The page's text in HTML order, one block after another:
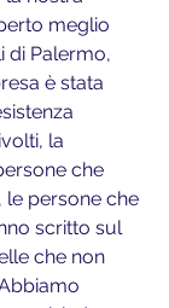
meglio
di Palermo,
è stata
la
che
le persone che
scritto sul
che non